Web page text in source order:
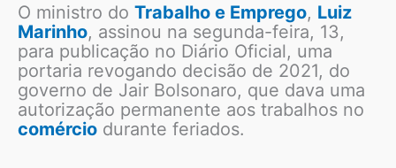
O ministro do Trabalho e Emprego, Luiz
Marinho, assinou na segunda-feira, 13,
para publicação no Diário Oficial, uma
portaria revogando decisão de 2021, do
governo de Jair Bolsonaro, que dava uma
autorização permanente aos trabalhos no
comércio durante feriados.